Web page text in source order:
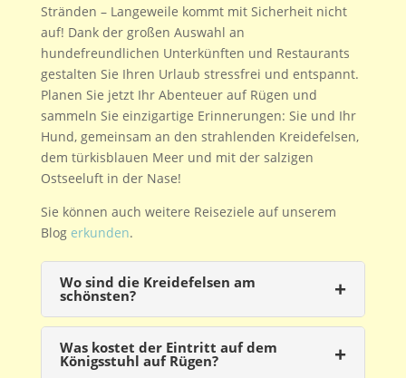
Stränden – Langeweile kommt mit Sicherheit nicht
auf! Dank der großen Auswahl an
hundefreundlichen Unterkünften und Restaurants
gestalten Sie Ihren Urlaub stressfrei und entspannt.
Planen Sie jetzt Ihr Abenteuer auf Rügen und
sammeln Sie einzigartige Erinnerungen: Sie und Ihr
Hund, gemeinsam an den strahlenden Kreidefelsen,
dem türkisblauen Meer und mit der salzigen
Ostseeluft in der Nase!
Sie können auch weitere Reiseziele auf unserem
Blog erkunden.
Wo sind die Kreidefelsen am
schönsten?
Die schönsten Aussichten auf die Kreidefelsen
auf Rügen hast du vom Hochuferweg im
Nationalpark Jasmund. Besonders
Was kostet der Eintritt auf dem
Königsstuhl auf Rügen?